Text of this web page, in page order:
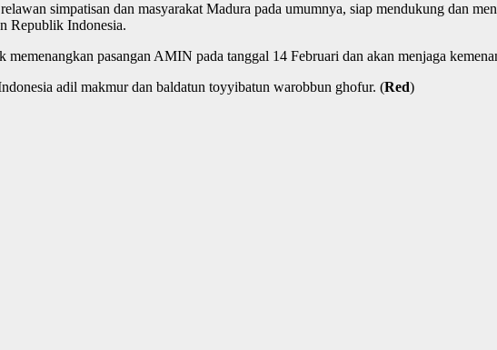
simpatisan dan masyarakat Madura pada umumnya, siap mendukung dan
Republik Indonesia.
pasangan AMIN pada tanggal 14 Februari dan akan menjaga
adil makmur dan baldatun toyyibatun warobbun ghofur. (Red)